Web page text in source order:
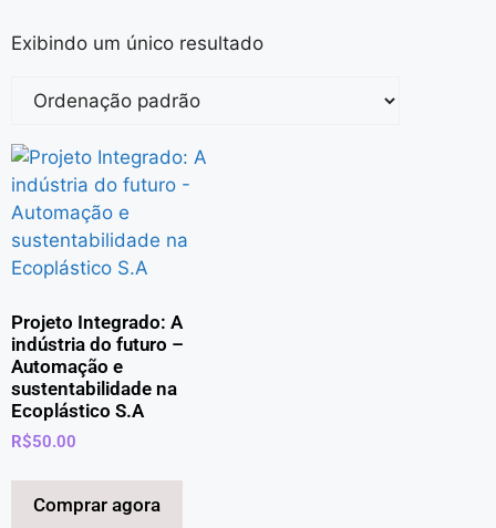
Exibindo um único resultado
Projeto Integrado: A
indústria do futuro –
Automação e
sustentabilidade na
Ecoplástico S.A
R$50.00
Comprar agora